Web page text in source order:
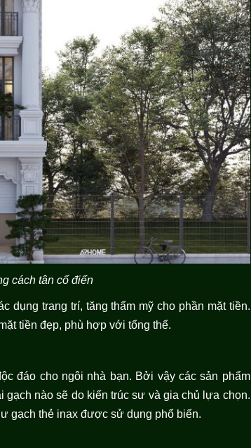
cách tân cổ điển
dụng trang trí, tăng thẩm mỹ cho phần mặt tiền.
tiền đẹp, phù hợp với tổng thể.
đáo cho ngôi nhà bạn. Bởi vậy các sản phẩm
gạch nào sẽ do kiến trúc sư và gia chủ lựa chọn.
gạch thẻ inax được sử dụng phổ biến.